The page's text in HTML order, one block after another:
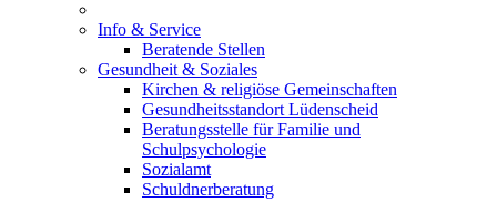
Info & Service
Beratende Stellen
Gesundheit & Soziales
Kirchen & religiöse Gemeinschaften
Gesundheitsstandort Lüdenscheid
Beratungsstelle für Familie und
Schulpsychologie
Sozialamt
Schuldnerberatung